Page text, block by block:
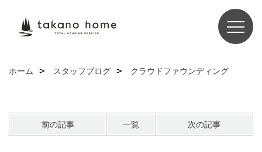
ホーム スタッフブログ クラウドファウンディング
前の記事 一覧 次の記事